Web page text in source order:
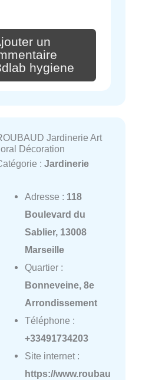
un
hygiene
Jardinerie Art
Décoration
: Jardinerie
Adresse : 118
Boulevard du
Sablier, 13008
Marseille
Quartier :
Bonneveine, 8e
Arrondissement
Téléphone :
+33491734203
Site internet :
https://www.roubau